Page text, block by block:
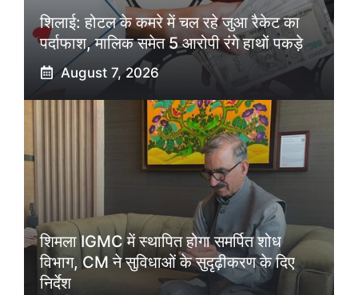
शिलाई: होटल के कमरे में चल रहे जुआ रैकेट का
पर्दाफाश, मालिक समेत 5 आरोपी रंगे हाथों पकड़े
August 7, 2026
शिमला IGMC में स्थापित होगा समर्पित शोध
विभाग, CM ने सुविधाओं के सुदृढ़ीकरण के दिए
निर्देश